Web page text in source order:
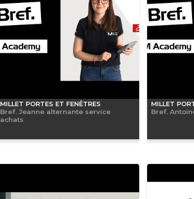
MILLET PORTES ET FENÊTRES
Bref. Jeanne alternante service
achats
MILLET
Bref.